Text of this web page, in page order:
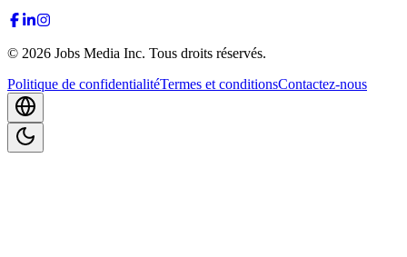
© 2026 Jobs Media Inc. Tous droits réservés.
Politique de confidentialitéTermes et conditionsContactez-nous